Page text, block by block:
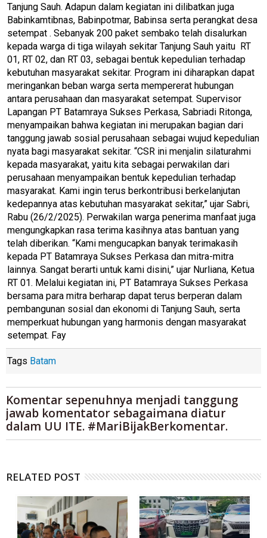
Tanjung Sauh. Adapun dalam kegiatan ini dilibatkan juga
Babinkamtibnas, Babinpotmar, Babinsa serta perangkat desa
setempat . Sebanyak 200 paket sembako telah disalurkan
kepada warga di tiga wilayah sekitar Tanjung Sauh yaitu RT
01, RT 02, dan RT 03, sebagai bentuk kepedulian terhadap
kebutuhan masyarakat sekitar. Program ini diharapkan dapat
meringankan beban warga serta mempererat hubungan
antara perusahaan dan masyarakat setempat. Supervisor
Lapangan PT Batamraya Sukses Perkasa, Sabriadi Ritonga,
menyampaikan bahwa kegiatan ini merupakan bagian dari
tanggung jawab sosial perusahaan sebagai wujud kepedulian
nyata bagi masyarakat sekitar. “CSR ini menjalin silaturahmi
kepada masyarakat, yaitu kita sebagai perwakilan dari
perusahaan menyampaikan bentuk kepedulian terhadap
masyarakat. Kami ingin terus berkontribusi berkelanjutan
kedepannya atas kebutuhan masyarakat sekitar,” ujar Sabri,
Rabu (26/2/2025). Perwakilan warga penerima manfaat juga
mengungkapkan rasa terima kasihnya atas bantuan yang
telah diberikan. “Kami mengucapkan banyak terimakasih
kepada PT Batamraya Sukses Perkasa dan mitra-mitra
lainnya. Sangat berarti untuk kami disini,” ujar Nurliana, Ketua
RT 01. Melalui kegiatan ini, PT Batamraya Sukses Perkasa
bersama para mitra berharap dapat terus berperan dalam
pembangunan sosial dan ekonomi di Tanjung Sauh, serta
memperkuat hubungan yang harmonis dengan masyarakat
setempat. Fay
Tags Batam
Komentar sepenuhnya menjadi tanggung
jawab komentator sebagaimana diatur
dalam UU ITE. #MariBijakBerkomentar.
RELATED POST